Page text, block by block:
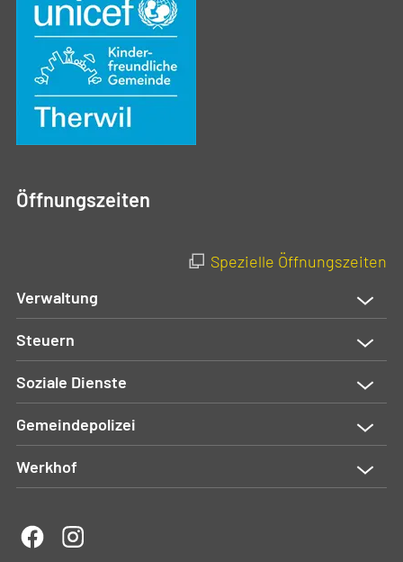
Öffnungszeiten
Spezielle Öffnungszeiten
Verwaltung
Steuern
Soziale Dienste
Gemeindepolizei
Werkhof